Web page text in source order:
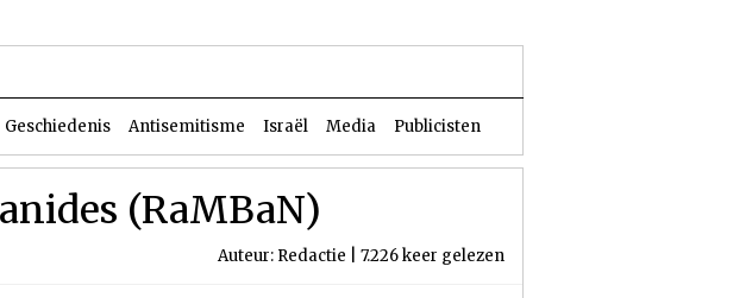
Geschiedenis Antisemitisme Israël Media Publicisten
(RaMBaN)
Auteur: Redactie | 7.226 keer gelezen